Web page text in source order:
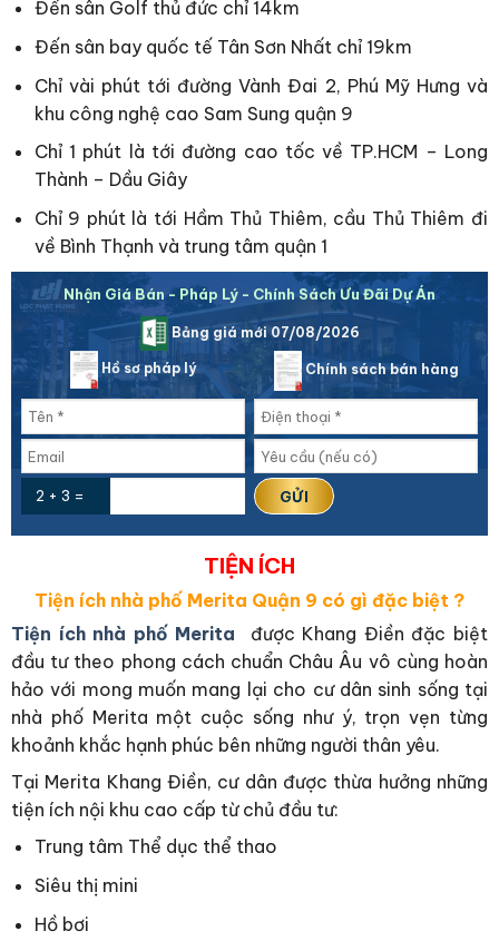
Đến sân Golf thủ đức chỉ 14km
Đến sân bay quốc tế Tân Sơn Nhất chỉ 19km
Chỉ vài phút tới đường Vành Đai 2, Phú Mỹ Hưng và
khu công nghệ cao Sam Sung quận 9
Chỉ 1 phút là tới đường cao tốc về TP.HCM – Long
Thành – Dầu Giây
Chỉ 9 phút là tới Hầm Thủ Thiêm, cầu Thủ Thiêm đi
về Bình Thạnh và trung tâm quận 1
Nhận Giá Bán - Pháp Lý - Chính Sách Ưu Đãi Dự Án
Bảng giá mới 07/08/2026
Hồ sơ pháp lý Chính sách bán hàng
2 + 3 =
TIỆN ÍCH
Tiện ích nhà phố Merita Quận 9 có gì đặc biệt ?
Tiện ích nhà phố Merita
được Khang Điền đặc biệt
đầu tư theo phong cách chuẩn Châu Âu vô cùng hoàn
hảo với mong muốn mang lại cho cư dân sinh sống tại
nhà phố Merita một cuộc sống như ý, trọn vẹn từng
khoảnh khắc hạnh phúc bên những người thân yêu.
Tại Merita Khang Điền, cư dân được thừa hưởng những
tiện ích nội khu cao cấp từ chủ đầu tư:
Trung tâm Thể dục thể thao
Siêu thị mini
Hồ bơi